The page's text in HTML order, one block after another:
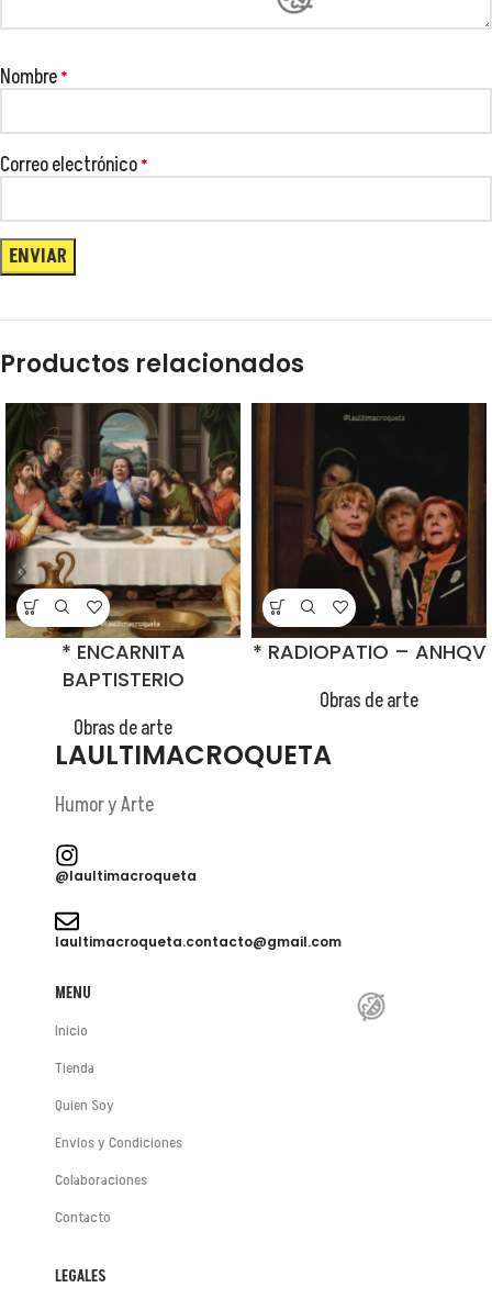
Nombre*
Correo electrónico*
Productos relacionados
* ENCARNITA
BAPTISTERIO
Obras de arte
* RADIOPATIO – ANHQV
Obras de arte
LAULTIMACROQUETA
Humor y Arte
@laultimacroqueta
laultimacroqueta.contacto@gmail.com
MENU
Inicio
Tienda
Quien Soy
Envíos y Condiciones
Colaboraciones
Contacto
LEGALES
😂
😂
😂